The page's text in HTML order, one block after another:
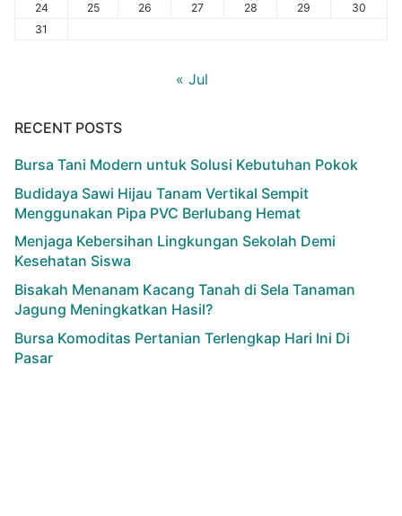
24
25 26 27 28 29
30
31
« Jul
RECENT POSTS
Bursa Tani Modern untuk Solusi Kebutuhan Pokok
Budidaya Sawi Hijau Tanam Vertikal Sempit
Menggunakan Pipa PVC Berlubang Hemat
Menjaga Kebersihan Lingkungan Sekolah Demi
Kesehatan Siswa
Bisakah Menanam Kacang Tanah di Sela Tanaman
Jagung Meningkatkan Hasil?
Bursa Komoditas Pertanian Terlengkap Hari Ini Di
Pasar